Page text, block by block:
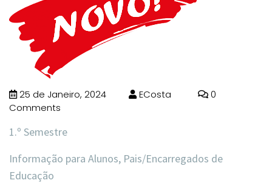
25 de Janeiro, 2024 ECosta
0
Comments
1.º Semestre
Informação para Alunos, Pais/Encarregados de
Educação